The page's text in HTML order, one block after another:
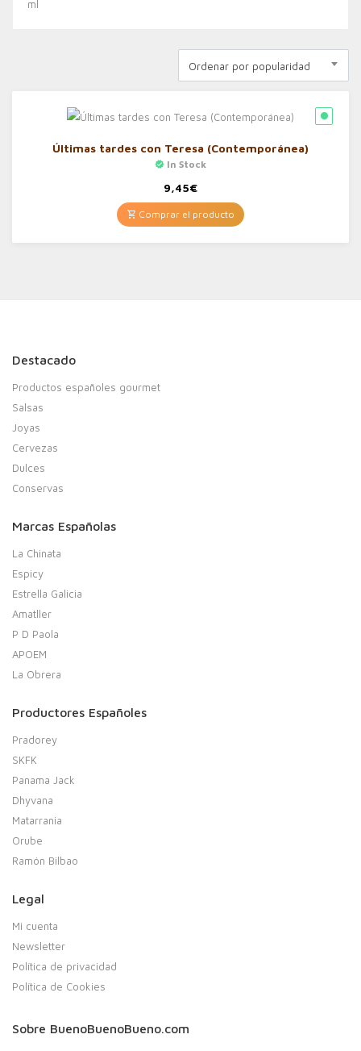
Ordenar por popularidad
Últimas tardes con Teresa (Contemporánea)
In Stock
9,45€
Comprar el producto
Destacado
Productos españoles gourmet
Salsas
Joyas
Cervezas
Dulces
Conservas
Marcas Españolas
La Chinata
Espicy
Estrella Galicia
Amatller
P D Paola
APOEM
La Obrera
Productores Españoles
Pradorey
SKFK
Panama Jack
Dhyvana
Matarrania
Orube
Ramón Bilbao
Legal
Mi cuenta
Newsletter
Política de privacidad
Política de Cookies
Sobre BuenoBuenoBueno.com